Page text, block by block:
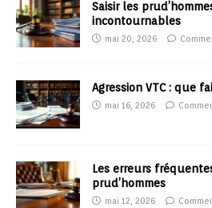
Saisir les
incontournables
mai 20, 2026
Agression VTC : que
mai 16, 2026
Les erreurs
prud’hommes
mai 12, 2026